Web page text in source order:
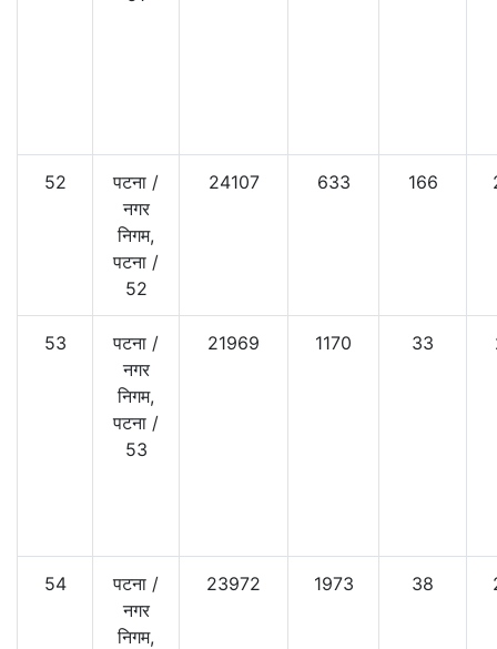
52 पटना /
नगर
निगम,
पटना /
52
24107 633 166
53 पटना /
नगर
निगम,
पटना /
53
21969 1170 33
54 पटना /
नगर
निगम,
23972 1973 38